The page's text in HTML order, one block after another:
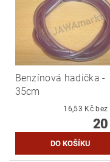
Benzínová hadička -
35cm
16,53
20